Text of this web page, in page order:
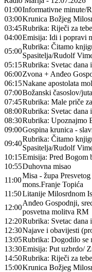
01:00Informativne minute/R
03:00Krunica Božjeg
03:45Rubrika: Riječi za
04:00Emisija: Idi i popravi
05:00
Rubrika: Čitamo
Spasitelja/Rudolf
05:15Rubrika: Svetac dana
06:00Zvona + Anđeo
06:15Nakane apostolata
07:00Božanski časoslov/
07:45Rubrika: Male priče
08:00Rubrika: Svetac dana
08:30Rubrika: Upoznajmo
09:00Gospina krunica -
09:40
Rubrika: Čitamo
Spasitelja/Rudolf
10:15Emisija: Pred Bogom
10:55Duhovna misao
11:00
Misa - župa
mons.Franje Topića
11:50Litanije Milosrdnom
12:00
Anđeo Gospodnji,
posvetna molitva RM
12:20Rubrika: Svetac dana
12:30Najave i obavijesti
13:05Rubrika: Dogodilo se
13:30Emisija: Put uzbrdo/
14:50Rubrika: Riječi za
15:00Krunica Božjeg